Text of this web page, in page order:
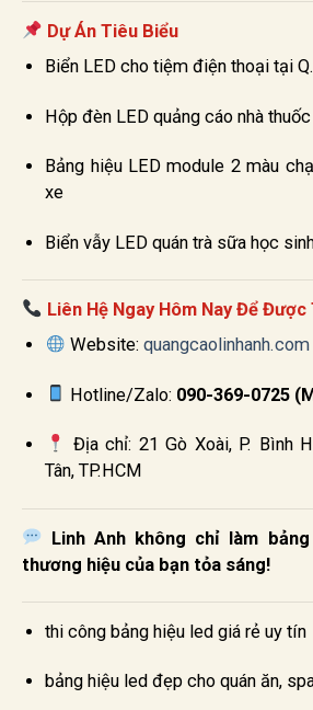
Dự Án Tiêu Biểu
Biển LED cho tiệm điện thoại tại
Hộp đèn LED quảng cáo nhà
Bảng hiệu LED module 2 màu
xe
Biển vẫy LED quán trà sữa học
Liên Hệ Ngay Hôm Nay Để Được
Website:quangcaolinhanh.com
Hotline/Zalo: 090-369-0725
Địa chỉ: 21 Gò Xoài, P. Bình
Tân, TP.HCM
Linh Anh không chỉ làm
thương hiệu của bạn tỏa sáng!
thi công bảng hiệu led giá rẻ uy tín
bảng hiệu led đẹp cho quán ăn,